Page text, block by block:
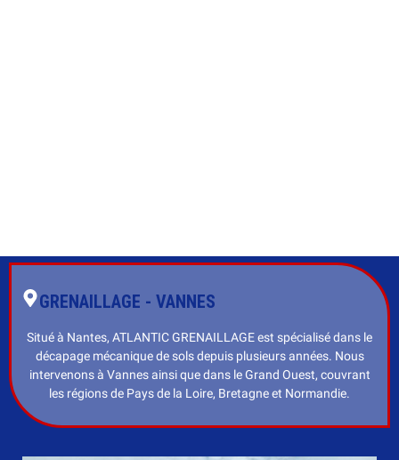
GRENAILLAGE - VANNES
Situé à Nantes, ATLANTIC GRENAILLAGE est spécialisé dans le
décapage mécanique de sols depuis plusieurs années. Nous
intervenons à Vannes ainsi que dans le Grand Ouest, couvrant
les régions de Pays de la Loire, Bretagne et Normandie.